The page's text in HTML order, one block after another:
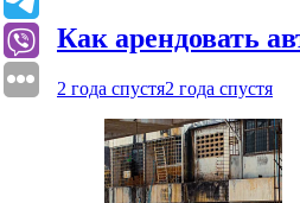
Как арендовать
2 года спустя2 года спустя